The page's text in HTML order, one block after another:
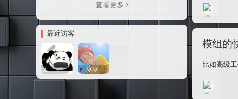
查看更多
最近访客
太一，我们去 冰冰
模组的
比如高级